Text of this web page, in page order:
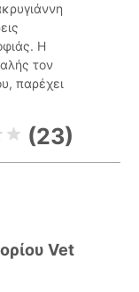
Η
τον
παρέχει
(23)
Vet